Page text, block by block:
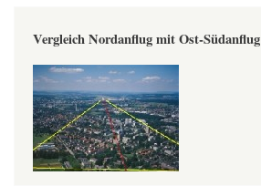
Vergleich Nordanflug mit Ost-Südanflug